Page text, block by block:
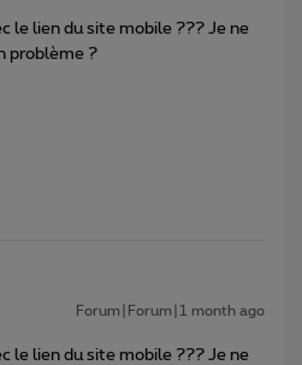
le lien du site mobile ??? Je ne
problème ?
Forum|Forum|1 month ago
le lien du site mobile ??? Je ne